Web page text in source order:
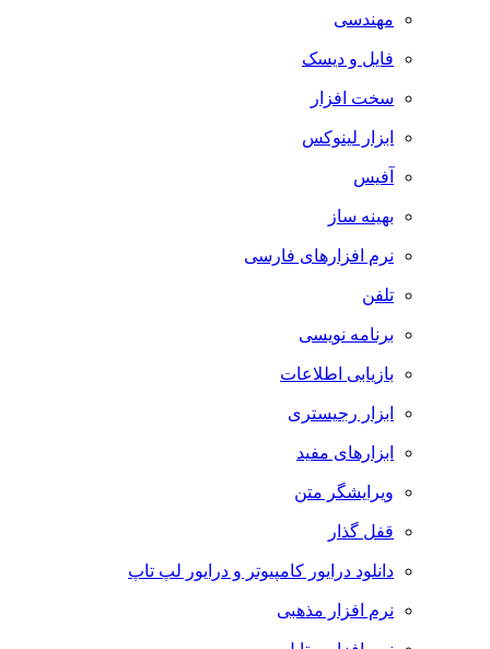
مهندسی
فایل و دیسک
سخت افزار
ابزار لینوکس
آفیس
بهینه ساز
نرم افزارهای فارسی
تلفن
برنامه نویسی
بازیابی اطلاعات
ابزار رجیستری
ابزارهای مفید
ویرایشگر متن
قفل گذار
دانلود درایور کامپیوتر و درایور لپ تاپ
نرم افزار مذهبی